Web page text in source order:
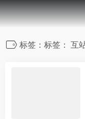
标签：标签： 互